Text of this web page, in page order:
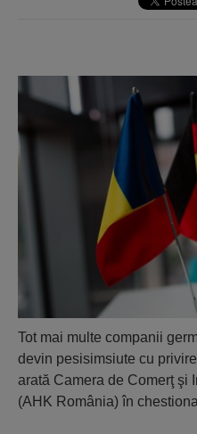
Tot mai multe companii
devin pesisimsiute cu
arată Camera de Comerţ şi
(AHK România) în